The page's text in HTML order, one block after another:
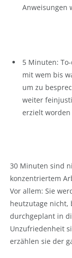
Anweisungen
5 Minuten:
mit wem bis
um zu
weiter
erzielt worden
30 Minuten sind
konzentriertem
Vor allem: Sie
heutzutage nicht,
durchgeplant in
Unzufriedenheit
erzählen sie der